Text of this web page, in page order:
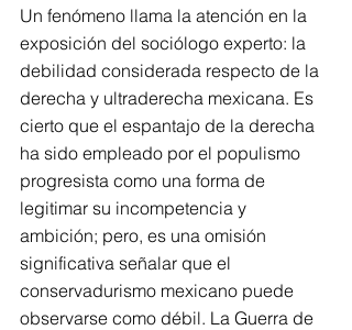
Un fenómeno llama la atención en la
exposición del sociólogo experto: la
debilidad considerada respecto de la
derecha y ultraderecha mexicana. Es
cierto que el espantajo de la derecha
ha sido empleado por el populismo
progresista como una forma de
legitimar su incompetencia y
ambición; pero, es una omisión
significativa señalar que el
conservadurismo mexicano puede
observarse como débil. La Guerra de